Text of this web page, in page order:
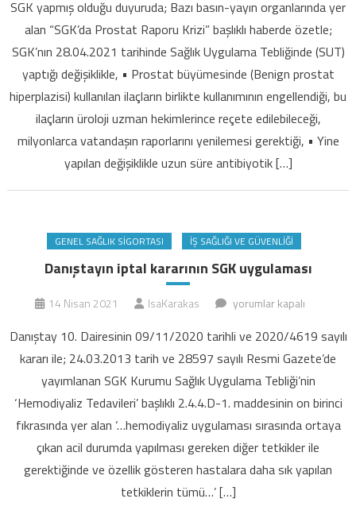
tedavisini
karşılamayacak
mı
için
SGK yapmış olduğu duyuruda; Bazı basın-yayın organlarında yer
alan “SGK’da Prostat Raporu Krizi” başlıklı haberde özetle;
SGK’nın 28.04.2021 tarihinde Sağlık Uygulama Tebliğinde (SUT)
yaptığı değişiklikle, • Prostat büyümesinde (Benign prostat
hiperplazisi) kullanılan ilaçların birlikte kullanımının engellendiği, bu
ilaçların üroloji uzman hekimlerince reçete edilebileceği,
milyonlarca vatandaşın raporlarını yenilemesi gerektiği, • Yine
yapılan değişiklikle uzun süre antibiyotik […]
GENEL SAĞLIK SIGORTASI İŞ SAĞLIĞI VE GÜVENLIĞI
Danıştayın iptal kararının SGK uygulaması
14 Nisan 2021 IsaKarakas
Danıştayın
kararının
SGK
uygulaması
için
yorumlar kapalı
Danıştay 10. Dairesinin 09/11/2020 tarihli ve 2020/4619 sayılı
kararı ile; 24.03.2013 tarih ve 28597 sayılı Resmi Gazete’de
yayımlanan SGK Kurumu Sağlık Uygulama Tebliği’nin
‘Hemodiyaliz Tedavileri’ başlıklı 2.4.4.D-1. maddesinin on birinci
fıkrasında yer alan ‘…hemodiyaliz uygulaması sırasında ortaya
çıkan acil durumda yapılması gereken diğer tetkikler ile
gerektiğinde ve özellik gösteren hastalara daha sık yapılan
tetkiklerin tümü…’ […]